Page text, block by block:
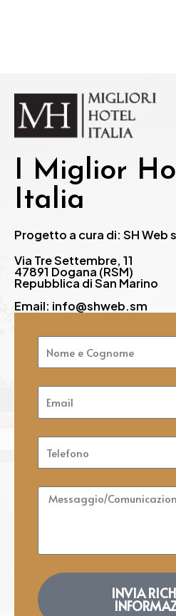
I Miglior
Italia
Progetto a cura di: SH Web
Via Tre Settembre, 11
47891 Dogana (RSM)
Repubblica di San Marino
Email: info@shweb.sm
Nome
e
Cognome
Email
Telefono
Messaggio/
INVIA